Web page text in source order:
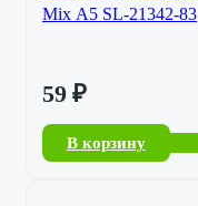
Mix А5 SL-21342-83
59 ₽
В корзину